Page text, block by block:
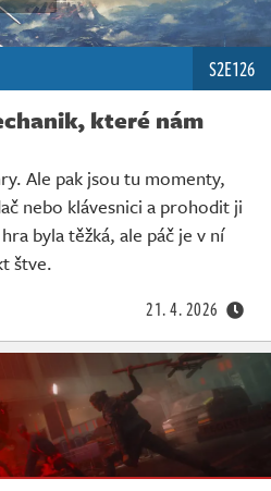
S2E126
které nám
Ale pak jsou tu momenty,
nebo klávesnici a prohodit ji
byla těžká, ale páč je v ní
štve.
21. 4. 2026